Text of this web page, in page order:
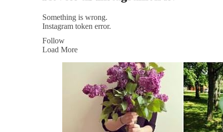
Something is wrong.
Instagram token error.
Follow
Load More